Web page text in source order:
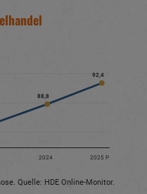
2024 2025 P
88,8
92,4
Quelle: HDE Online-Monitor.